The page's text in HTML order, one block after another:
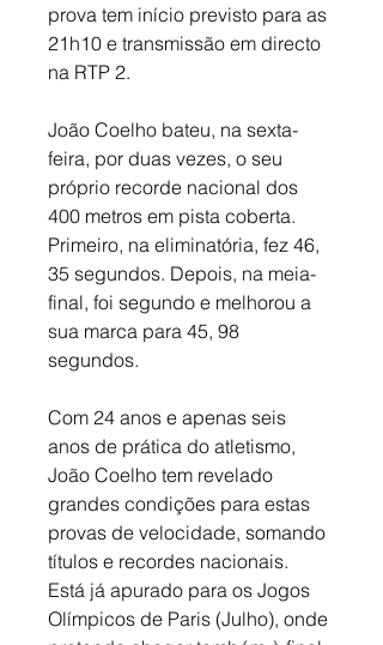
prova tem início previsto para as
21h10 e transmissão em directo
na RTP 2.
João Coelho bateu, na sexta-
feira, por duas vezes, o seu
próprio recorde nacional dos
400 metros em pista coberta.
Primeiro, na eliminatória, fez 46,
35 segundos. Depois, na meia-
final, foi segundo e melhorou a
sua marca para 45, 98
segundos.
Com 24 anos e apenas seis
anos de prática do atletismo,
João Coelho tem revelado
grandes condições para estas
provas de velocidade, somando
títulos e recordes nacionais.
Está já apurado para os Jogos
Olímpicos de Paris (Julho), onde